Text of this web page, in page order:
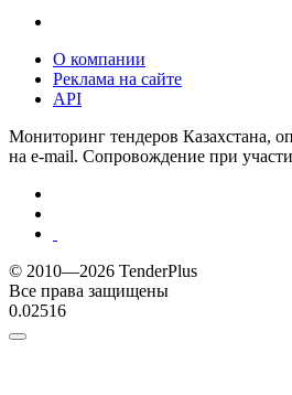
О компании
Реклама на сайте
API
Мониторинг тендеров Казахстана,
на e-mail. Сопровождение при
© 2010—2026 TenderPlus
Все права защищены
0.02516